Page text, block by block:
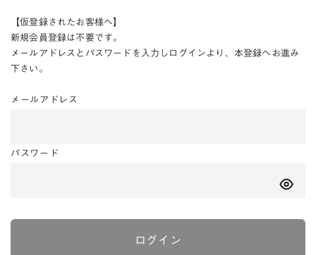
【仮登録されたお客様へ】
新規会員登録は不要です。
メールアドレスとパスワードを入力しログインより、本登録へお進み
下さい。
メールアドレス
パスワード
ログイン